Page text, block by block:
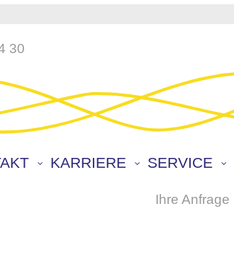
30
KARRIERE SERVICE
Ihre Anfrage